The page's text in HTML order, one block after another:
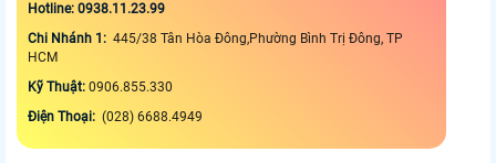
Hotline: 0938.11.23.99
Chi Nhánh 1: 445/38 Tân Hòa Đông,Phường Bình Trị Đông, TP
HCM
Kỹ Thuật: 0906.855.330
Điện Thoại: (028) 6688.4949